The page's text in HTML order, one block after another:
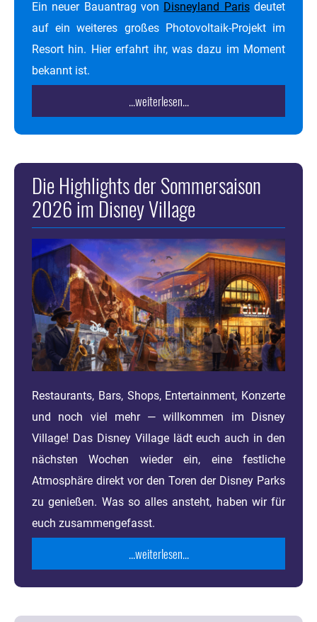
Ein neuer Bauantrag von Disneyland Parisdeutet
auf ein weiteres großes Photovoltaik-Projekt im
Resort hin. Hier erfahrt ihr, was dazu im Moment
bekannt ist.
...weiterlesen...
Die Highlights der Sommersaison
2026 im Disney Village
Restaurants, Bars, Shops, Entertainment, Konzerte
und noch viel mehr — willkommen im Disney
Village! Das Disney Village lädt euch auch in den
nächsten Wochen wieder ein, eine festliche
Atmosphäre direkt vor den Toren der Disney Parks
zu genießen. Was so alles ansteht, haben wir für
euch zusammengefasst.
...weiterlesen...